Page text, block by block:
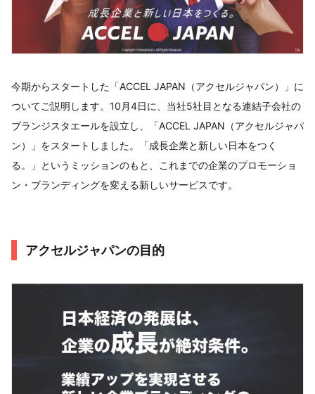
今期からスタートした「ACCEL JAPAN（アクセルジャパン）」に
ついてご説明します。10月4日に、当社5社目となる連結子会社の
ブランジスタエールを設立し、「ACCEL JAPAN（アクセルジャパ
ン）」をスタートしました。「成長企業と新しい日本をつく
る。」というミッションのもと、これまでの企業のプロモーショ
ン・ブランディングを変える新しいサービスです。
アクセルジャパンの目的